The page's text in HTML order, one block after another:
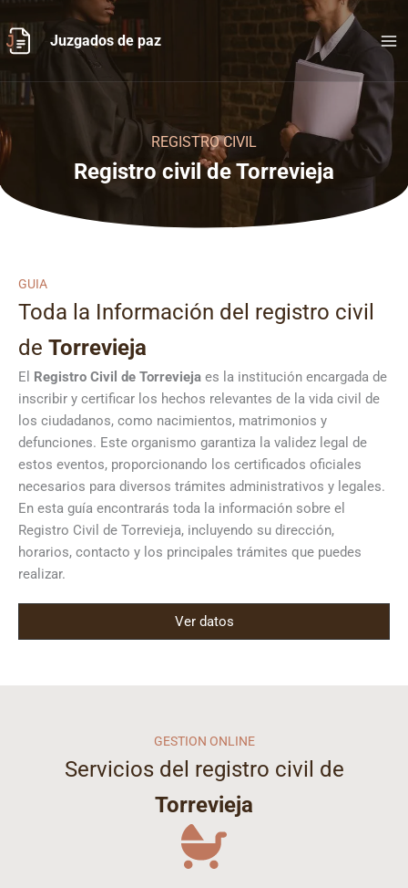
al
contenido
Juzgados de paz
REGISTRO CIVIL
Registro civil de Torrevieja
GUIA
Toda la Información del registro civil
de Torrevieja
El Registro Civil de Torrevieja es la institución encargada de
inscribir y certificar los hechos relevantes de la vida civil de
los ciudadanos, como nacimientos, matrimonios y
defunciones. Este organismo garantiza la validez legal de
estos eventos, proporcionando los certificados oficiales
necesarios para diversos trámites administrativos y legales.
En esta guía encontrarás toda la información sobre el
Registro Civil de Torrevieja, incluyendo su dirección,
horarios, contacto y los principales trámites que puedes
realizar.
Ver datos
GESTION ONLINE
Servicios del registro civil de
Torrevieja